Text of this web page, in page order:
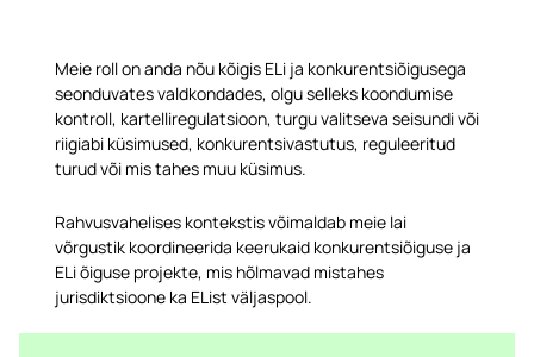
Meie roll on anda nõu kõigis ELi ja konkurentsiõigusega
seonduvates valdkondades, olgu selleks koondumise
kontroll, kartelliregulatsioon, turgu valitseva seisundi või
riigiabi küsimused, konkurentsivastutus, reguleeritud
turud või mis tahes muu küsimus.
Rahvusvahelises kontekstis võimaldab meie lai
võrgustik koordineerida keerukaid konkurentsiõiguse ja
ELi õiguse projekte, mis hõlmavad mistahes
jurisdiktsioone ka EList väljaspool.